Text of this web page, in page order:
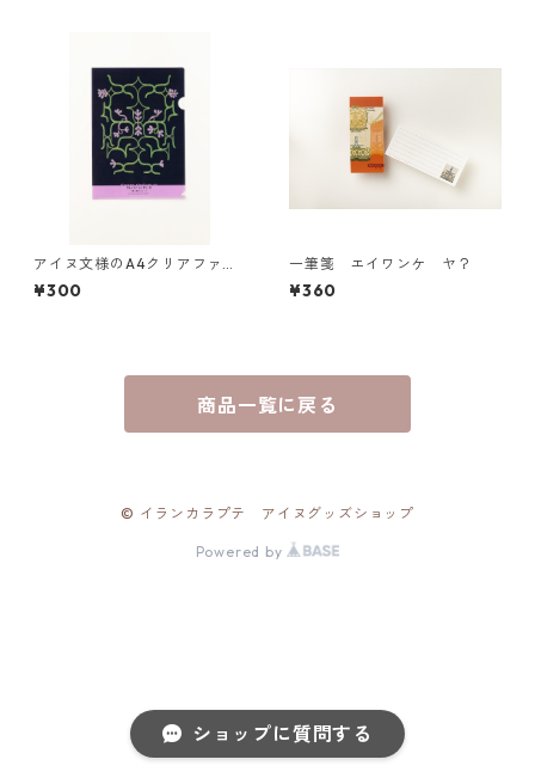
ショップに質問する
アイヌ文様のA4クリアファイ
ル ウトゥラノ シノタン ロ
（黒）
¥300
一筆箋 エイワンケ ヤ？
¥360
商品一覧に戻る
© イランカラプテ アイヌグッズショップ
Powered by